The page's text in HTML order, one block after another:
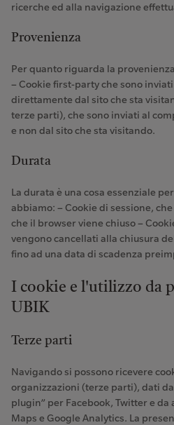
ricerche ed alla navigazione
Provenienza
Per quanto riguarda la
– Cookie first-party che sono
direttamente dal sito che sta
terze parti), che sono inviati al
e non dal sito che sta visitando.
Durata
La durata è una cosa essenziale
abbiamo: – Cookie di sessione,
che il browser viene chiuso –
vengono cancellati alla chiusura
fino ad una data di scadenza
I cookie e l'utilizzo da
UBIK
Terze parti
Navigando si possono ricevere
organizzazioni (terze parti), dati
plugin” per Facebook, Twitter e
Maps e Google Analytics. La